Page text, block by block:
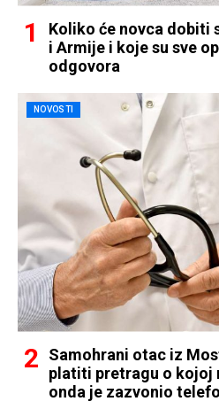
Koliko će novca dobiti
i Armije i koje su sve
odgovora
NOVOSTI
Samohrani otac iz
platiti pretragu o kojoj
onda je zazvonio